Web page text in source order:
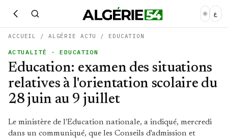
ع
ACCUEIL / ALGÉRIE ACTU / EDUCATION
ACTUALITÉ · EDUCATION
Education: examen des situations
relatives à l'orientation scolaire du
28 juin au 9 juillet
Le ministère de l'Education nationale, a indiqué, mercredi
dans un communiqué, que les Conseils d'admission et